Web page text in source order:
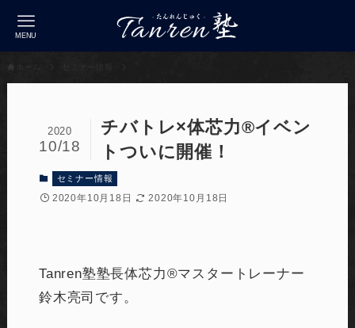
MENU
チバトレ×体芯力®︎イベン
トついに開催！
2020
10/18
セミナー情報
2020年10月18日 2020年10月18日
Tanren塾塾長体芯力®︎マスタートレーナー
鈴木亮司です。